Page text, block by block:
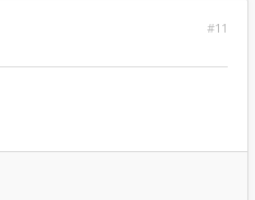
#11